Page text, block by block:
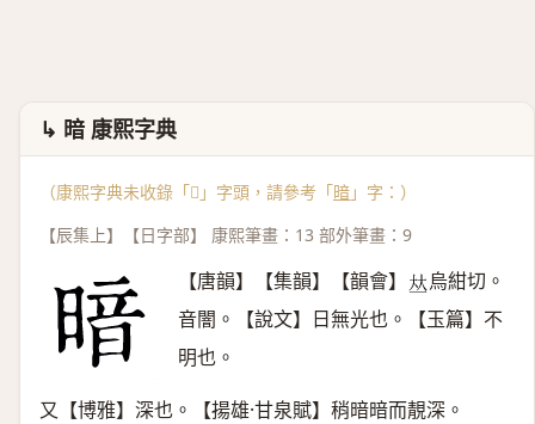
↳ 暗 康熙字典
（康熙字典未收錄「𣈇」字頭，請參考「暗 」字：）
【辰集上】【日字部】 康熙筆畫：13 部外筆畫：9
【唐韻】【集韻】【韻會】 𠀤烏紺切。
音闇。【說文】日無光也。【玉篇】不
明也。
又【博雅】深也。【揚雄·甘泉賦】稍暗暗而靚深。